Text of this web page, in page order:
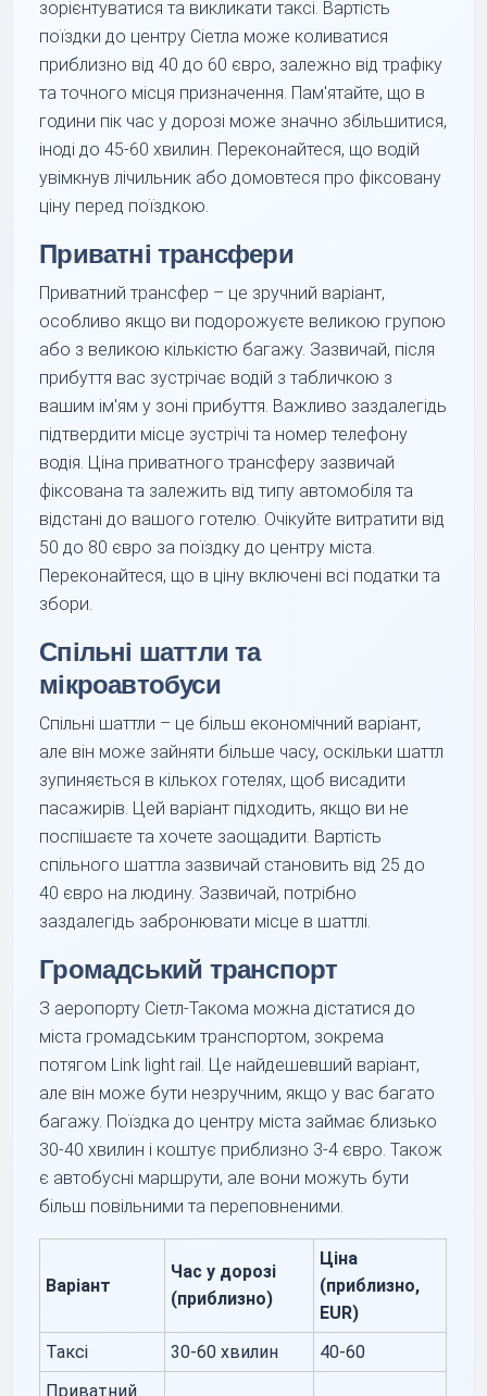
зорієнтуватися та викликати таксі. Вартість
поїздки до центру Сіетла може коливатися
приблизно від 40 до 60 євро, залежно від трафіку
та точного місця призначення. Пам'ятайте, що в
години пік час у дорозі може значно збільшитися,
іноді до 45-60 хвилин. Переконайтеся, що водій
увімкнув лічильник або домовтеся про фіксовану
ціну перед поїздкою.
Приватні трансфери
Приватний трансфер – це зручний варіант,
особливо якщо ви подорожуєте великою групою
або з великою кількістю багажу. Зазвичай, після
прибуття вас зустрічає водій з табличкою з
вашим ім'ям у зоні прибуття. Важливо заздалегідь
підтвердити місце зустрічі та номер телефону
водія. Ціна приватного трансферу зазвичай
фіксована та залежить від типу автомобіля та
відстані до вашого готелю. Очікуйте витратити від
50 до 80 євро за поїздку до центру міста.
Переконайтеся, що в ціну включені всі податки та
збори.
Спільні шаттли та
мікроавтобуси
Спільні шаттли – це більш економічний варіант,
але він може зайняти більше часу, оскільки шаттл
зупиняється в кількох готелях, щоб висадити
пасажирів. Цей варіант підходить, якщо ви не
поспішаєте та хочете заощадити. Вартість
спільного шаттла зазвичай становить від 25 до
40 євро на людину. Зазвичай, потрібно
заздалегідь забронювати місце в шаттлі.
Громадський транспорт
З аеропорту Сіетл-Такома можна дістатися до
міста громадським транспортом, зокрема
потягом Link light rail. Це найдешевший варіант,
але він може бути незручним, якщо у вас багато
багажу. Поїздка до центру міста займає близько
30-40 хвилин і коштує приблизно 3-4 євро. Також
є автобусні маршрути, але вони можуть бути
більш повільними та переповненими.
Варіант
Час у дорозі
(приблизно)
Ціна
(приблизно,
EUR)
Таксі
30-60 хвилин
40-60
Приватний